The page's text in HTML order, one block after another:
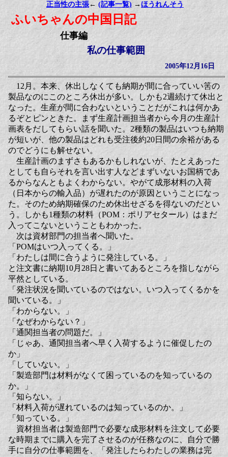
正当性の主張← (記事一覧) →ほうれんそう
ふいちゃんの中国日記
仕事編
私の仕事範囲
2005年12月16日
12月。本来、休出しなくても納期が間に合っていい筈の
製品なのにこのところ休出が多い。しかも2週続けて休出と
なった。生産が間に合わないということだがこれは何かあ
るぞとピンときた。まず生産計画担当者から今月の生産計
画表をだしてもらい話を聞いた。2種類の製品はいつも納期
が短いが、他の製品はどれも受注後約20日間の余裕がある
のでどうにも解せない。
生産計画のまずさもあるかもしれないが、たとえあった
としても自らそれを言い出す人などまずいないお国柄であ
るからなんともよくわからない。やがて成形材料の入荷
（日本からの輸入品）が遅れたのが原因ということになっ
た。そのため納期確保のため休出せざるを得ないのだとい
う。しかも1種類の材料（POM：ポリアセタール）はまだ
入ってこないということもわかった。
次は資材部門の担当者へ聞いた。
「POMはいつ入ってくる。」
「わたしは間に合うように発注している。」
と注文書に納期10月28日と書いてあるところを指しながら
平然としている。
「発注状況を聞いているのではない。いつ入ってくるかを
聞いている。」
「わからない。」
「なぜわからない？」
「通関担当者の問題だ。」
「じゃあ、通関担当者へ早く入荷するように催促したの
か」
「していない。」
「製造部門は材料がなくて困っているのを知っているの
か。」
「知らない。」
「材料入荷が遅れているのは知っているのか。」
「知っている。」
資材担当者は製造部門で必要な成形材料を注文して必要
な時期までに購入を完了させるのが任務なのに、自分で勝
手に自分の仕事範囲を、「発注したらわたしの業務は完